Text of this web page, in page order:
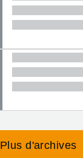
Plus d'archives